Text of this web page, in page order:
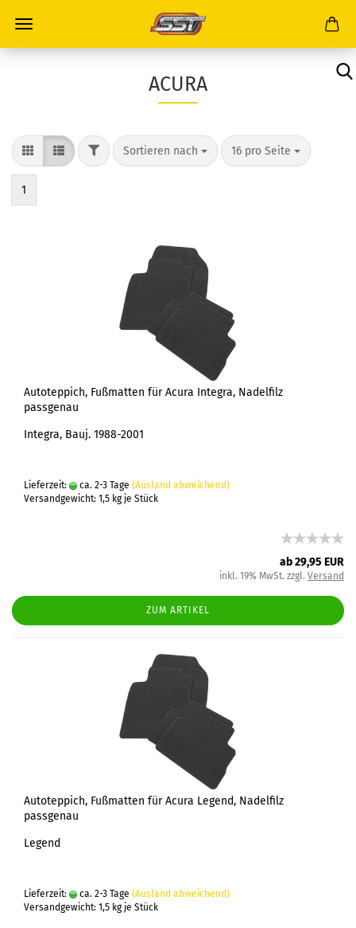
ACURA
Sortieren nach 16 pro Seite
1
Autoteppich, Fußmatten für Acura Integra, Nadelfilz
passgenau
Integra, Bauj. 1988-2001
Lieferzeit: ca. 2-3 Tage (Ausland abweichend)
Versandgewicht: 1,5 kg je Stück
ab 29,95 EUR
inkl. 19% MwSt. zzgl. Versand
ZUM ARTIKEL
Autoteppich, Fußmatten für Acura Legend, Nadelfilz
passgenau
Legend
Lieferzeit: ca. 2-3 Tage (Ausland abweichend)
Versandgewicht: 1,5 kg je Stück